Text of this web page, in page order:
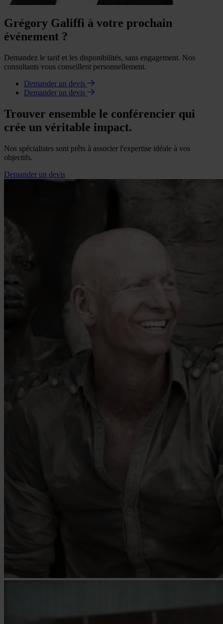
Grégory Galiffi à votre prochain
événement ?
Demandez le tarif et les disponibilités, sans engagement. Nos
consultants vous conseillent personnellement.
Demander un devis
Demander un devis
Trouver ensemble le conférencier qui
crée un véritable impact.
Nos spécialistes sont prêts à associer l'expertise idéale à vos
objectifs.
Demander un devis